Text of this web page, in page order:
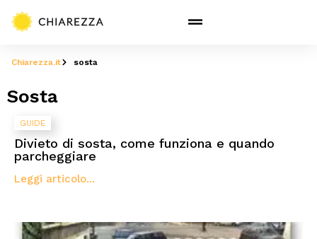
Chiarezza.it sosta
Sosta
GUIDE
Divieto di sosta, come funziona e quando
parcheggiare
Leggi articolo...